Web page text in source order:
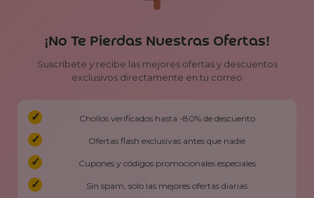
¡No Te Pierdas Nuestras Ofertas!
Suscríbete y recibe las mejores ofertas y descuentos
exclusivos directamente en tu correo
Chollos verificados hasta -80% de descuento
Ofertas flash exclusivas antes que nadie
Cupones y códigos promocionales especiales
Sin spam, solo las mejores ofertas diarias